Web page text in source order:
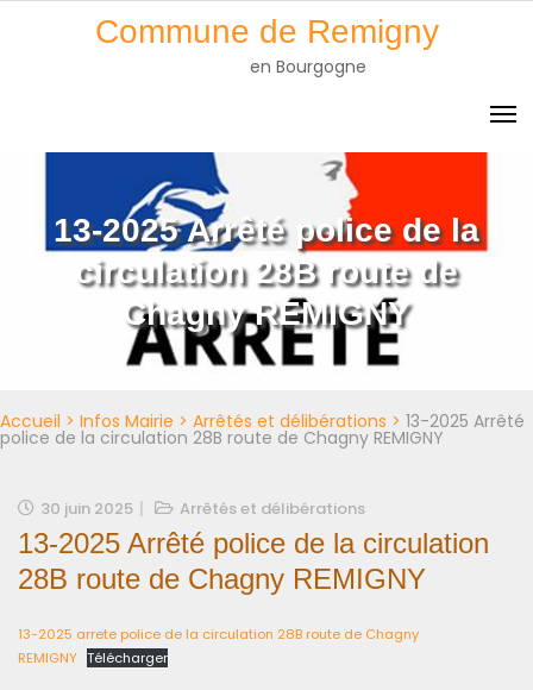
Commune de Remigny
en Bourgogne
13-2025 Arrêté police de la
circulation 28B route de
Chagny REMIGNY
Accueil > Infos Mairie > Arrêtés et délibérations > 13-2025 Arrêté
police de la circulation 28B route de Chagny REMIGNY
30 juin 2025 Arrêtés et délibérations
13-2025 Arrêté police de la circulation
28B route de Chagny REMIGNY
13-2025 arrete police de la circulation 28B route de Chagny
REMIGNY Télécharger